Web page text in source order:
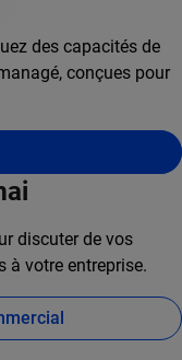
des capacités de
conçues pour
discuter de vos
à votre entreprise.